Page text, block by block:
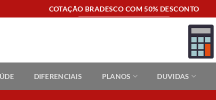
COTAÇÃO BRADESCO COM 50% DESCONTO
DIFERENCIAIS PLANOS DUVIDAS